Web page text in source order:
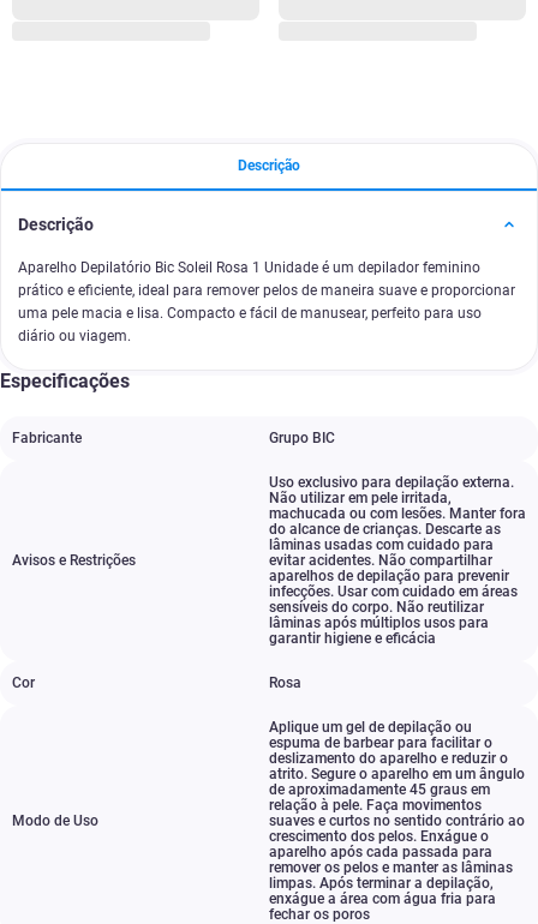
Descrição
Descrição
Aparelho Depilatório Bic Soleil Rosa 1 Unidade é um depilador feminino
prático e eficiente, ideal para remover pelos de maneira suave e proporcionar
uma pele macia e lisa. Compacto e fácil de manusear, perfeito para uso
diário ou viagem.
Especificações
Fabricante Grupo BIC
Avisos e Restrições
Uso exclusivo para depilação externa.
Não utilizar em pele irritada,
machucada ou com lesões. Manter fora
do alcance de crianças. Descarte as
lâminas usadas com cuidado para
evitar acidentes. Não compartilhar
aparelhos de depilação para prevenir
infecções. Usar com cuidado em áreas
sensíveis do corpo. Não reutilizar
lâminas após múltiplos usos para
garantir higiene e eficácia
Cor Rosa
Modo de Uso
Aplique um gel de depilação ou
espuma de barbear para facilitar o
deslizamento do aparelho e reduzir o
atrito. Segure o aparelho em um ângulo
de aproximadamente 45 graus em
relação à pele. Faça movimentos
suaves e curtos no sentido contrário ao
crescimento dos pelos. Enxágue o
aparelho após cada passada para
remover os pelos e manter as lâminas
limpas. Após terminar a depilação,
enxágue a área com água fria para
fechar os poros